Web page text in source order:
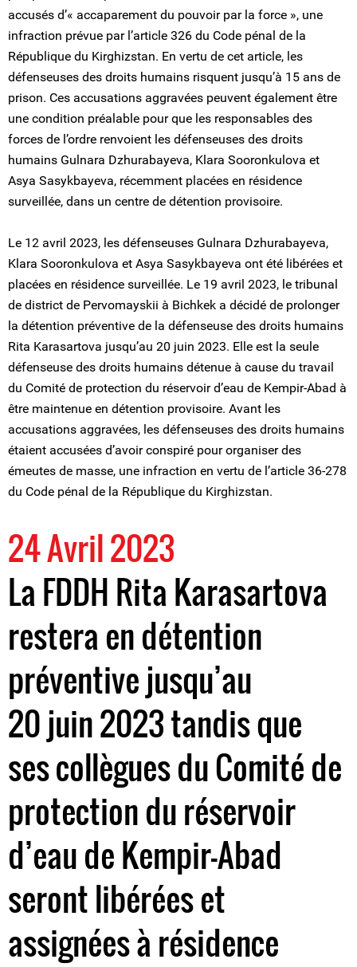
accusés d’« accaparement du pouvoir par la force », une
infraction prévue par l’article 326 du Code pénal de la
République du Kirghizstan. En vertu de cet article, les
défenseuses des droits humains risquent jusqu’à 15 ans de
prison. Ces accusations aggravées peuvent également être
une condition préalable pour que les responsables des
forces de l’ordre renvoient les défenseuses des droits
humains Gulnara Dzhurabayeva, Klara Sooronkulova et
Asya Sasykbayeva, récemment placées en résidence
surveillée, dans un centre de détention provisoire.
Le 12 avril 2023, les défenseuses Gulnara Dzhurabayeva,
Klara Sooronkulova et Asya Sasykbayeva ont été libérées et
placées en résidence surveillée. Le 19 avril 2023, le tribunal
de district de Pervomayskii à Bichkek a décidé de prolonger
la détention préventive de la défenseuse des droits humains
Rita Karasartova jusqu’au 20 juin 2023. Elle est la seule
défenseuse des droits humains détenue à cause du travail
du Comité de protection du réservoir d’eau de Kempir-Abad à
être maintenue en détention provisoire. Avant les
accusations aggravées, les défenseuses des droits humains
étaient accusées d’avoir conspiré pour organiser des
émeutes de masse, une infraction en vertu de l’article 36-278
du Code pénal de la République du Kirghizstan.
24 Avril 2023
La FDDH Rita Karasartova
restera en détention
préventive jusqu’au
20 juin 2023 tandis que
ses collègues du Comité de
protection du réservoir
d’eau de Kempir-Abad
seront libérées et
assignées à résidence